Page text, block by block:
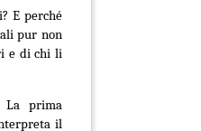
E perché
pur non
e di chi li
La prima
il